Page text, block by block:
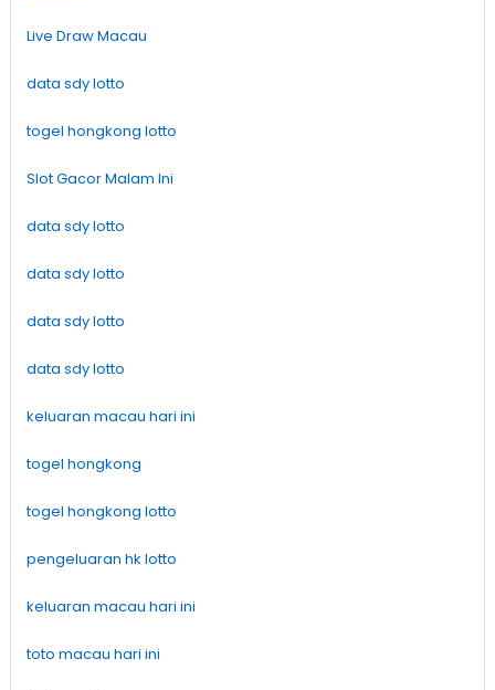
Live Draw Macau
data sdy lotto
togel hongkong lotto
Slot Gacor Malam Ini
data sdy lotto
data sdy lotto
data sdy lotto
data sdy lotto
keluaran macau hari ini
togel hongkong
togel hongkong lotto
pengeluaran hk lotto
keluaran macau hari ini
toto macau hari ini